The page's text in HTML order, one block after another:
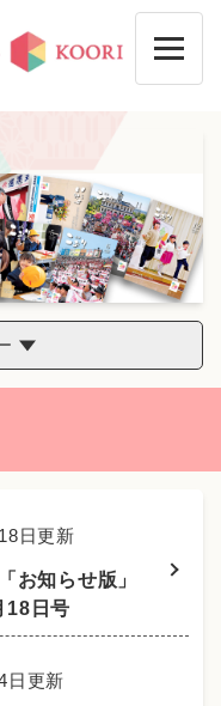
日更新
お知らせ版」
18日号
日更新